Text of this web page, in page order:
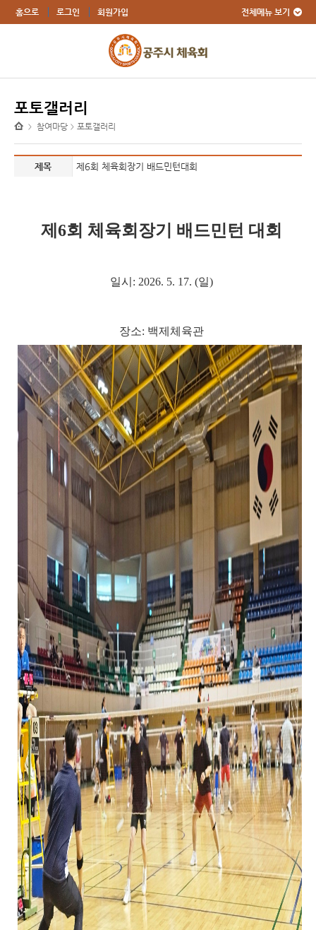
홈으로 로그인 회원가입 전체메뉴 보기
포토갤러리
> 참여마당 > 포토갤러리
제목 제6회 체육회장기 배드민턴대회
제6회 체육회장기 배드민턴 대회
일시: 2026. 5. 17. (일)
장소: 백제체육관